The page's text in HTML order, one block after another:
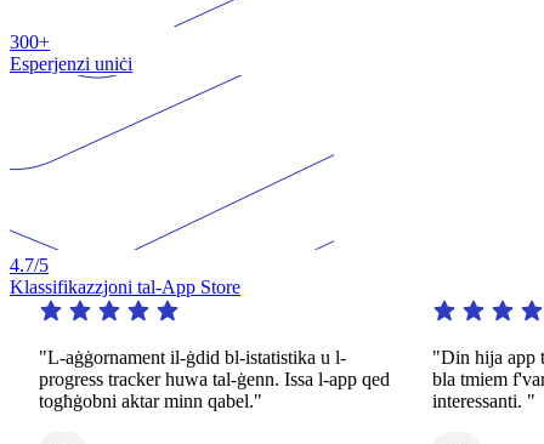
300+
Esperjenzi uniċi
4.7/5
Klassifikazzjoni tal-App Store
"L-aġġornament il-ġdid bl-istatistika u l-
progress tracker huwa tal-ġenn. Issa l-app qed
togħġobni aktar minn qabel."
"Din hija app
bla tmiem
interessanti. "